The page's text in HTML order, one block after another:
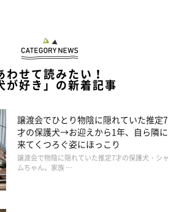
わせて読みたい！
が好き」の新着記事
譲渡会でひとり物陰に隠れていた推定7
才の保護犬→お迎えから1年、自ら隣に
来てくつろぐ姿にほっこり
譲渡会で物陰に隠れていた推定7才の保護犬・シャ
ムちゃん。家族 …